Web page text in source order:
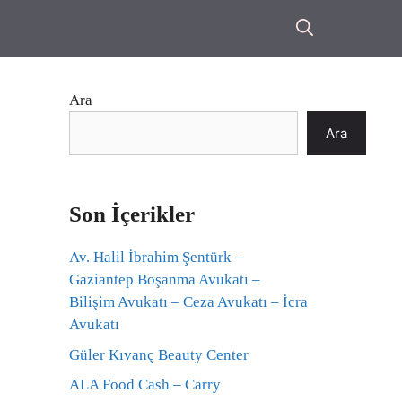
Ara
Ara
Son İçerikler
Av. Halil İbrahim Şentürk –
Gaziantep Boşanma Avukatı –
Bilişim Avukatı – Ceza Avukatı – İcra
Avukatı
Güler Kıvanç Beauty Center
ALA Food Cash – Carry